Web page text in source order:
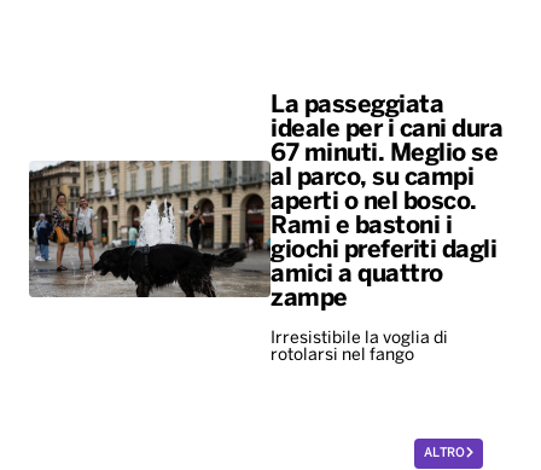
La passeggiata
ideale per i cani dura
67 minuti. Meglio se
al parco, su campi
aperti o nel bosco.
Rami e bastoni i
giochi preferiti dagli
amici a quattro
zampe
Irresistibile la voglia di
rotolarsi nel fango
ALTRO